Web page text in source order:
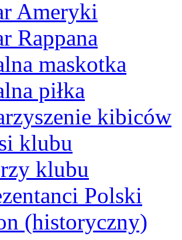
Ameryki
Rappana
maskotka
piłka
kibiców
klubu
klubu
Polski
(historyczny)